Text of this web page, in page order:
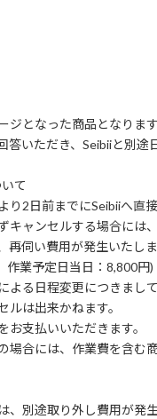
ジとなった商品となります
答いただき、Seibiiと別途
て
り2日前までにSeibiiへ直
ャンセルする場合には、
伺い費用が発生いたしま
業予定日当日：8,800円)
る日程変更につきまして
ルは出来かねます。
支払いいただきます。
場合には、作業費を含む
別途取り外し費用が発生